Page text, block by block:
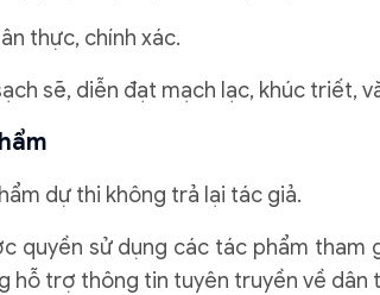
thực, chính xác.
sẽ, diễn đạt mạch lạc, khúc triết,
dự thi không trả lại tác giả.
quyền sử dụng các tác phẩm
hỗ trợ thông tin tuyên truyền về dân